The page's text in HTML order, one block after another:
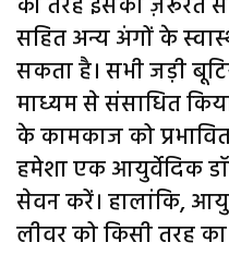
सहित अन्य अंगों के
सकता है। सभी जड़ी
माध्यम से संसाधित
के कामकाज को
हमेशा एक आयुर्वेदिक
सेवन करें। हालांकि,
लीवर को किसी तरह